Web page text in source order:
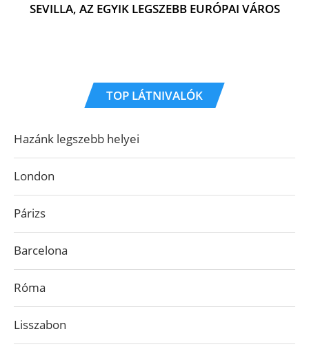
SEVILLA, AZ EGYIK LEGSZEBB EURÓPAI VÁROS
TOP LÁTNIVALÓK
Hazánk legszebb helyei
London
Párizs
Barcelona
Róma
Lisszabon